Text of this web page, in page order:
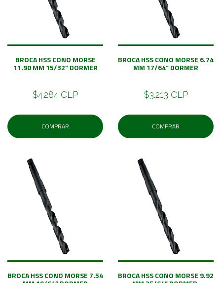
BROCA HSS CONO MORSE
11.90 MM 15/32” DORMER
$4.284 CLP
COMPRAR
BROCA HSS CONO MORSE 6.74
MM 17/64” DORMER
$3.213 CLP
COMPRAR
BROCA HSS CONO MORSE 7.54 BROCA HSS CONO MORSE 9.92